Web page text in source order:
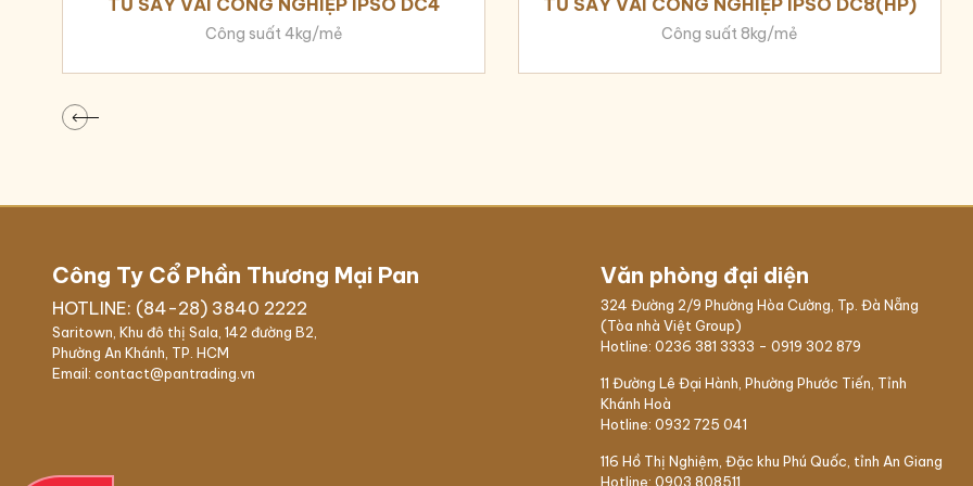
Trong trường hợp nhiệt độ vượt quá mức cho phép, đồ giặt sẽ tự phun nước
Trung tâm điều dưỡng
Cửa hàng giặt sấy tự động
TỦ SẤY VẢI CÔNG NGHIỆP IPSO DC4
Công suất 4kg/mẻ
TỦ SẤY VẢI CÔNG NGHIỆP IPSO DC8(HP)
Công suất 8kg/mẻ
Công Ty Cổ Phần Thương Mại Pan
HOTLINE: (84-28) 3840 2222
Saritown, Khu đô thị Sala, 142 đường B2,
Phường An Khánh, TP. HCM
Email: contact@pantrading.vn
Văn phòng đại diện
324 Đường 2/9 Phường Hòa Cường, Tp. Đà Nẵng
(Tòa nhà Việt Group)
Hotline:0236 381 3333 -0919 302 879
11 Đường Lê Đại Hành, Phường Phước Tiến, Tỉnh
Khánh Hoà
Hotline:0932 725 041
116 Hồ Thị Nghiệm,Đặc khu Phú Quốc, tỉnh An Giang
Hotline:0903 808511